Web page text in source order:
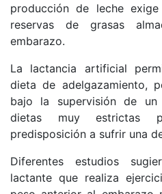
producción de leche
reservas de grasas
embarazo.
La lactancia artificial
dieta de adelgazamiento,
bajo la supervisión de un
dietas muy estrictas
predisposición a sufrir una
Diferentes estudios
lactante que realiza